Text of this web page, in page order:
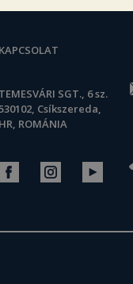
KAPCSOLAT
TEMESVÁRI SGT., 6 sz.
Csíkszereda,
HR, ROMÁNIA